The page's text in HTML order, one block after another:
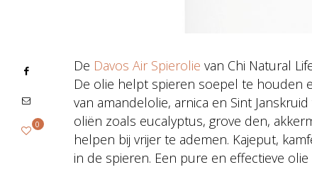
De Davos Air Spierolie van Chi Natural
De olie helpt spieren soepel te houden
van amandelolie, arnica en Sint
oliën zoals eucalyptus, grove den,
helpen bij vrijer te ademen. Kajeput,
in de spieren. Een pure en effectieve
0